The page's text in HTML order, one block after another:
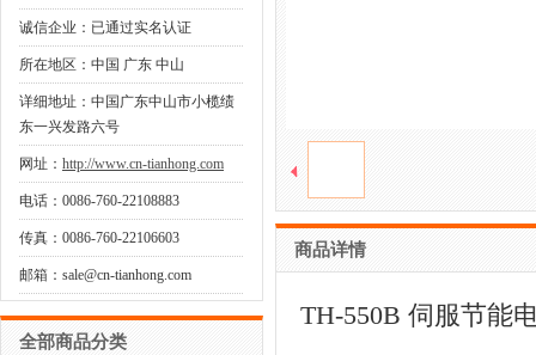
诚信企业：已通过实名认证
所在地区：中国 广东 中山
详细地址：中国广东中山市小榄绩
东一兴发路六号
网址： http://www.cn-tianhong.com
电话：0086-760-22108883
传真：0086-760-22106603
邮箱：sale@cn-tianhong.com
全部商品分类
商品详情
TH-550B 伺服节能